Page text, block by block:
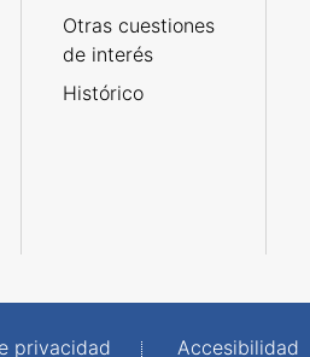
Otras cuestiones
de interés
Histórico
privacidad Accesibilidad